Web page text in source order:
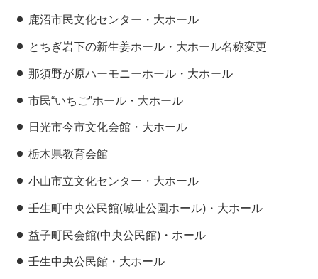
鹿沼市民文化センター・大ホール
とちぎ岩下の新生姜ホール・大ホール名称変更
那須野が原ハーモニーホール・大ホール
市民“いちご”ホール・大ホール
日光市今市文化会館・大ホール
栃木県教育会館
小山市立文化センター・大ホール
壬生町中央公民館(城址公園ホール)・大ホール
益子町民会館(中央公民館)・ホール
壬生中央公民館・大ホール